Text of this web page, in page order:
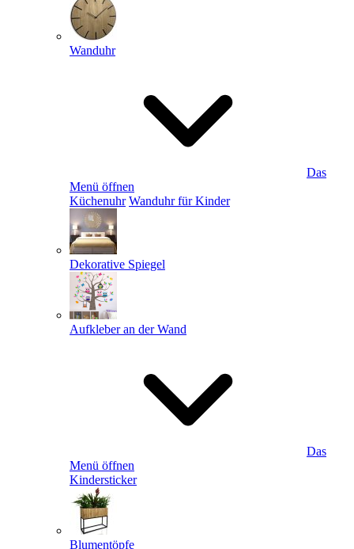
Wanduhr
Das
Menü öffnen
Küchenuhr Wanduhr für Kinder
Dekorative Spiegel
Aufkleber an der Wand
Das
Menü öffnen
Kindersticker
Blumentöpfe